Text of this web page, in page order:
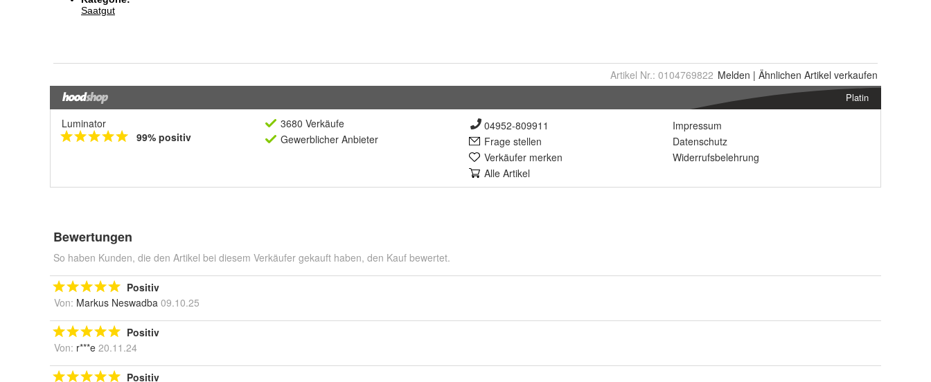
Artikel Nr.: 0104769822 Melden | Ähnlichen Artikel verkaufen
Platin
Luminator
99% positiv
3680 Verkäufe
Gewerblicher Anbieter
04952-809911
Frage stellen
Verkäufer merken
Alle Artikel
Impressum
Datenschutz
Widerrufsbelehrung
Bewertungen
So haben Kunden, die den Artikel bei diesem Verkäufer gekauft haben, den Kauf bewertet.
Positiv
Von: Markus Neswadba 09.10.25
Positiv
Von: r***e 20.11.24
Positiv